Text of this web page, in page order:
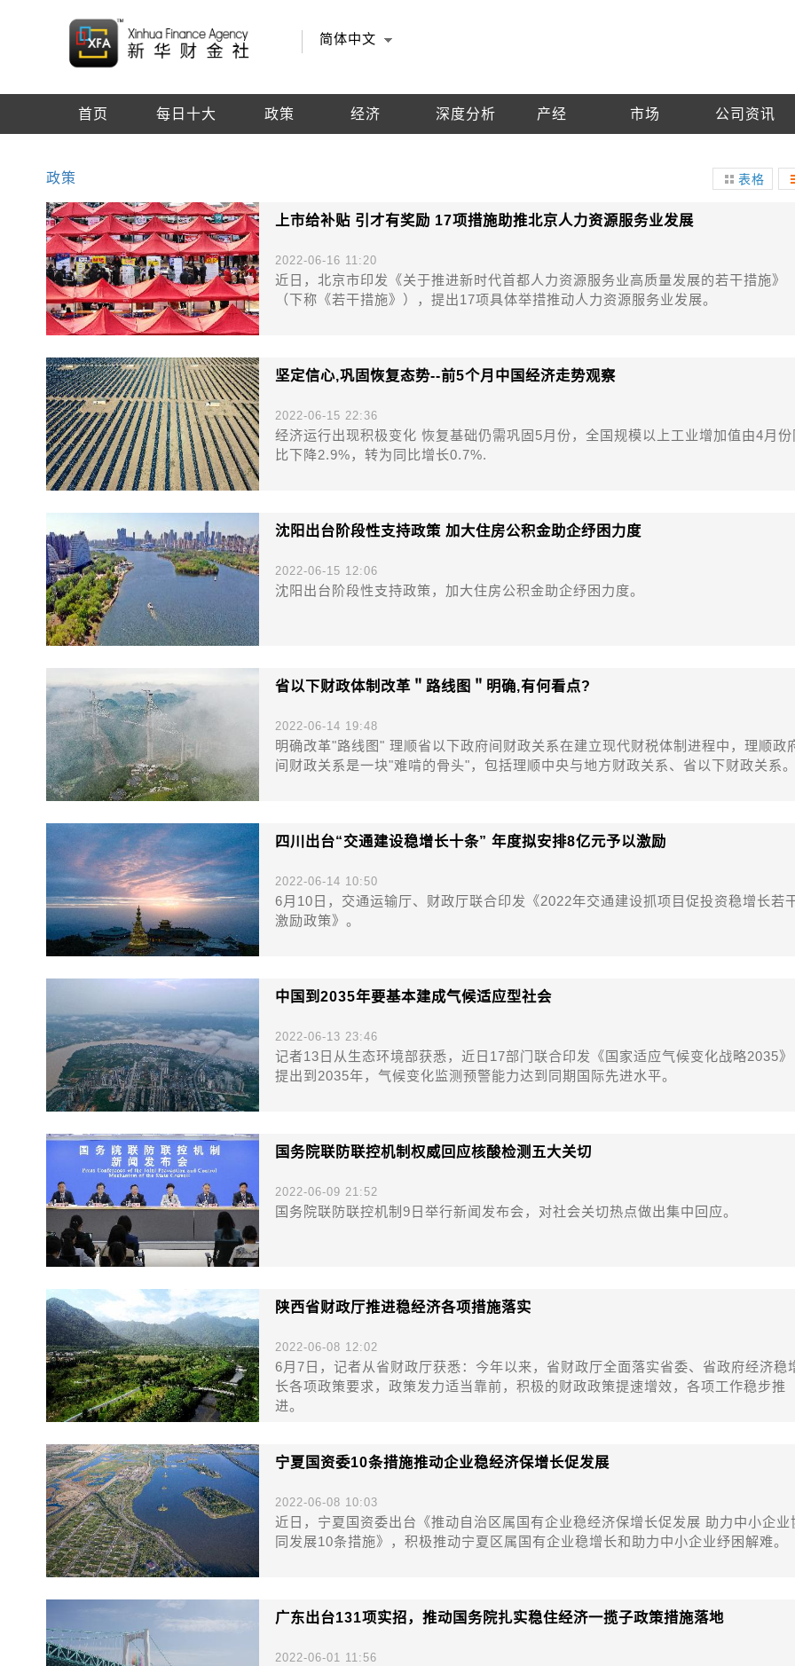
简体中文
首页 每日十大 政策 经济 深度分析 产经 市场 公司资讯
政策
表格
上市给补贴 引才有奖励 17项措施助推北京人力资源服务业发展
2022-06-16 11:20
近日，北京市印发《关于推进新时代首都人力资源服务业高质量发展的若干措施》
（下称《若干措施》），提出17项具体举措推动人力资源服务业发展。
坚定信心,巩固恢复态势--前5个月中国经济走势观察
2022-06-15 22:36
经济运行出现积极变化 恢复基础仍需巩固5月份，全国规模以上工业增加值由4月份
比下降2.9%，转为同比增长0.7%.
沈阳出台阶段性支持政策 加大住房公积金助企纾困力度
2022-06-15 12:06
沈阳出台阶段性支持政策，加大住房公积金助企纾困力度。
省以下财政体制改革＂路线图＂明确,有何看点?
2022-06-14 19:48
明确改革"路线图" 理顺省以下政府间财政关系在建立现代财税体制进程中，理顺政
间财政关系是一块"难啃的骨头"，包括理顺中央与地方财政关系、省以下财政关系
四川出台“交通建设稳增长十条” 年度拟安排8亿元予以激励
2022-06-14 10:50
6月10日，交通运输厅、财政厅联合印发《2022年交通建设抓项目促投资稳增长若
激励政策》。
中国到2035年要基本建成气候适应型社会
2022-06-13 23:46
记者13日从生态环境部获悉，近日17部门联合印发《国家适应气候变化战略2035
提出到2035年，气候变化监测预警能力达到同期国际先进水平。
国务院联防联控机制权威回应核酸检测五大关切
2022-06-09 21:52
国务院联防联控机制9日举行新闻发布会，对社会关切热点做出集中回应。
陕西省财政厅推进稳经济各项措施落实
2022-06-08 12:02
6月7日，记者从省财政厅获悉：今年以来，省财政厅全面落实省委、省政府经济稳
长各项政策要求，政策发力适当靠前，积极的财政政策提速增效，各项工作稳步推
进。
宁夏国资委10条措施推动企业稳经济保增长促发展
2022-06-08 10:03
近日，宁夏国资委出台《推动自治区属国有企业稳经济保增长促发展 助力中小企业
同发展10条措施》，积极推动宁夏区属国有企业稳增长和助力中小企业纾困解难。
广东出台131项实招，推动国务院扎实稳住经济一揽子政策措施落地
2022-06-01 11:56